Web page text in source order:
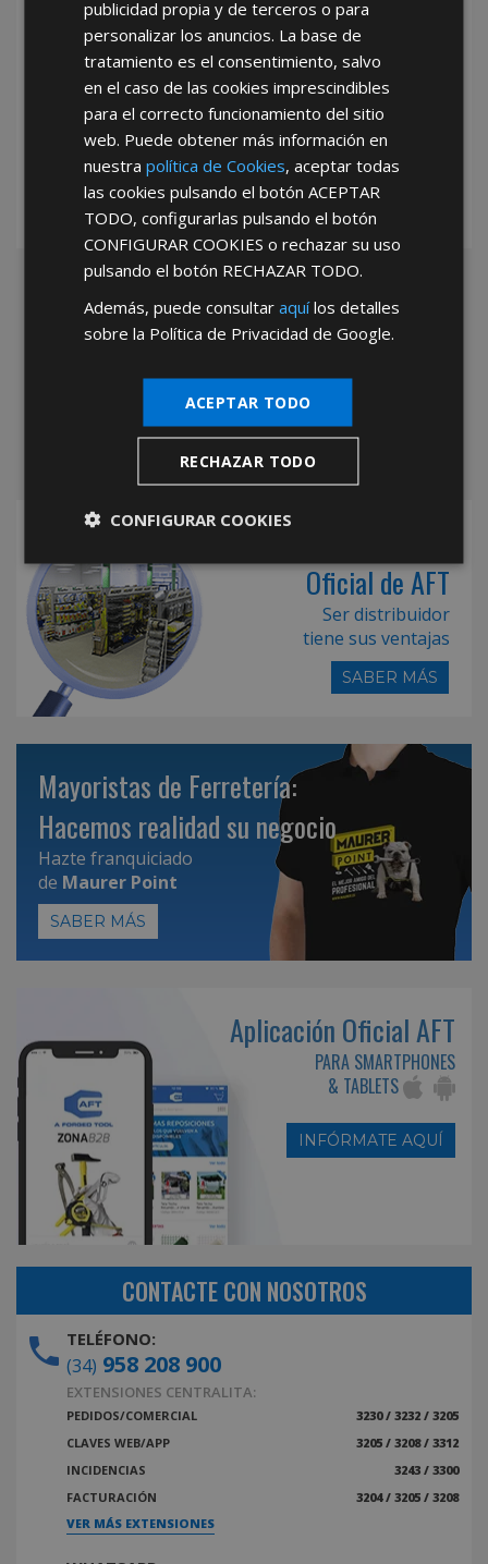
*Abstenerse particulares, sólo venta a tiendas y empresas minoristas y
Oficial de AFT
Ser distribuidor
tiene sus ventajas
SABER MÁS
Mayoristas de Ferretería:
Hacemos realidad su negocio
Hazte franquiciado
de Maurer Point
SABER MÁS
Aplicación Oficial AFT
PARA SMARTPHONES
& TABLETS
INFÓRMATE AQUÍ
CONTACTE CON NOSOTROS
TELÉFONO:
(34) 958 208 900
EXTENSIONES CENTRALITA:
PEDIDOS/COMERCIAL
3230 / 3232 / 3205
CLAVES WEB/APP
3205 / 3208 / 3312
INCIDENCIAS
3243 / 3300
FACTURACIÓN
3204 / 3205 / 3208
VER MÁS EXTENSIONES
publicidad propia y de terceros o para
personalizar los anuncios. La base de
tratamiento es el consentimiento, salvo
en el caso de las cookies imprescindibles
para el correcto funcionamiento del sitio
web. Puede obtener más información en
nuestrapolítica de Cookies, aceptar todas
las cookies pulsando el botónACEPTAR
TODO, configurarlas pulsando el botón
CONFIGURAR COOKIES o rechazar su uso
pulsando el botón RECHAZAR TODO.
Además, puede consultaraquílos detalles
sobre la Política de Privacidad de Google.
ACEPTAR TODO
RECHAZAR TODO
CONFIGURAR COOKIES